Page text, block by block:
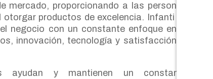
mercado, proporcionando a las personas
productos de excelencia. Infanti se
negocio con un constante enfoque en el
innovación, tecnología y satisfacción al
ayudan y mantienen un constante